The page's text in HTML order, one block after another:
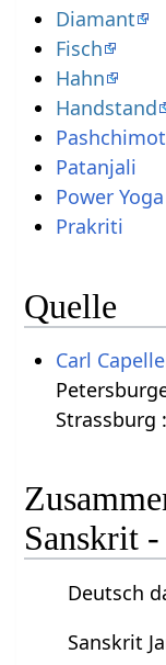
Diamant
Fisch
Hahn
Handstand
Patanjali
Power Yoga
Prakriti
Quelle
Carl
Strassburg
Sanskrit
Deutsch
Sanskrit